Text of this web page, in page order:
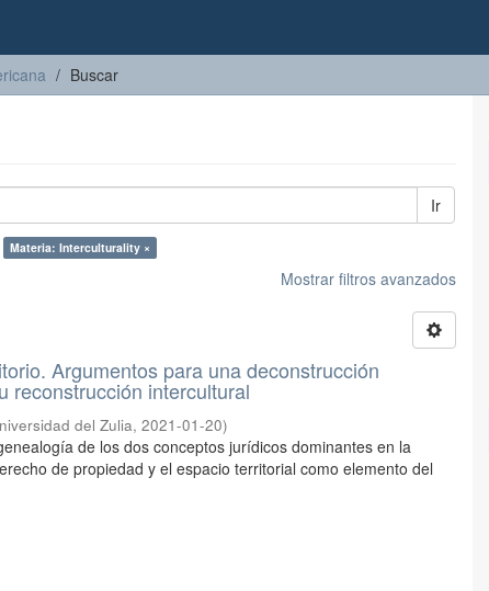
Buscar
Ir
Materia: Interculturality ×
Mostrar filtros avanzados
Argumentos para una deconstrucción
reconstrucción intercultural
del Zulia,2021-01-20)
de los dos conceptos jurídicos dominantes en la
de propiedad y el espacio territorial como elemento del